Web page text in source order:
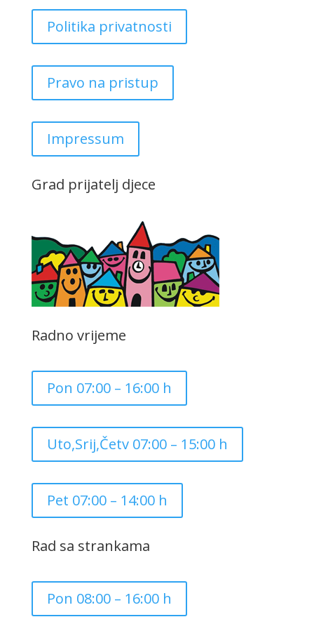
Politika privatnosti
Pravo na pristup
Impressum
Grad prijatelj djece
Radno vrijeme
Pon 07:00 – 16:00 h
Uto,Srij,Četv 07:00 – 15:00 h
Pet 07:00 – 14:00 h
Rad sa strankama
Pon 08:00 – 16:00 h